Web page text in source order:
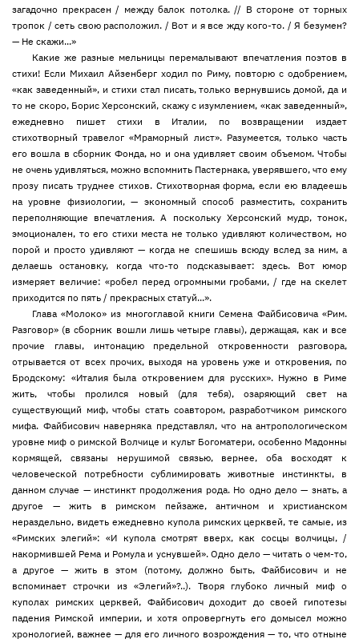
загадочно прекрасен / между балок потолка. // В стороне от торных
тропок / сеть свою расположил. / Вот и я все жду кого-то. / Я безумен?
— Не скажи...»
Какие же разные мельницы перемалывают впечатления поэтов в
стихи! Если Михаил Айзенберг ходил по Риму, повторю с одобрением,
«как заведенный», и стихи стал писать, только вернувшись домой, да и
то не скоро, Борис Херсонский, скажу с изумлением, «как заведенный»,
ежедневно пишет стихи в Италии, по возвращении издает
стихотворный травелог «Мраморный лист». Разумеется, только часть
его вошла в сборник Фонда, но и она удивляет своим объемом. Чтобы
не очень удивляться, можно вспомнить Пастернака, уверявшего, что ему
прозу писать труднее стихов. Стихотворная форма, если ею владеешь
на уровне физиологии, — экономный способ разместить, сохранить
переполняющие впечатления. А поскольку Херсонский мудр, тонок,
эмоционален, то его стихи места не только удивляют количеством, но
порой и просто удивляют — когда не спешишь всюду вслед за ним, а
делаешь остановку, когда что-то подсказывает: здесь. Вот юмор
измеряет величие: «робел перед огромными гробами, / где на скелет
приходится по пять / прекрасных статуй...».
Глава «Молоко» из многоглавой книги Семена Файбисовича «Рим.
Разговор» (в сборник вошли лишь четыре главы), держащая, как и все
прочие главы, интонацию предельной откровенности разговора,
отрывается от всех прочих, выходя на уровень уже и откровения, по
Бродскому: «Италия была откровением для русских». Нужно в Риме
жить, чтобы пролился новый (для тебя), озаряющий свет на
существующий миф, чтобы стать соавтором, разработчиком римского
мифа. Файбисович наверняка представлял, что на антропологическом
уровне миф о римской Волчице и культ Богоматери, особенно Мадонны
кормящей, связаны нерушимой связью, вернее, оба восходят к
человеческой потребности сублимировать животные инстинкты, в
данном случае — инстинкт продолжения рода. Но одно дело — знать, а
другое — жить в римском пейзаже, античном и христианском
нераздельно, видеть ежедневно купола римских церквей, те самые, из
«Римских элегий»: «И купола смотрят вверх, как сосцы волчицы, /
накормившей Рема и Ромула и уснувшей». Одно дело — читать о чем-то,
а другое — жить в этом (потому, должно быть, Файбисович и не
вспоминает строчки из «Элегий»?..). Творя глубоко личный миф о
куполах римских церквей, Файбисович доходит до своей гипотезы
падения Римской империи, и хотя опровергнуть его домысел можно
хронологией, важнее — для его личного возрождения — то, что отныне